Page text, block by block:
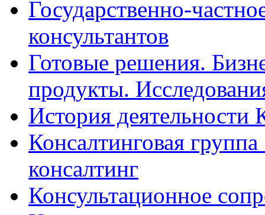
Государственно-
консультантов
Готовые решения.
продукты.
История деятельности
Консалтинговая
консалтинг
Консультационное